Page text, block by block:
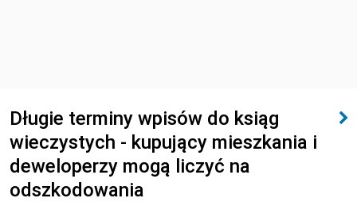
Długie terminy wpisów do ksiąg
wieczystych - kupujący mieszkania i
deweloperzy mogą liczyć na
odszkodowania